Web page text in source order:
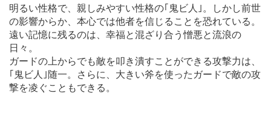
明るい性格で、親しみやすい性格の｢鬼ビ人｣。しかし前世
の影響からか、本心では他者を信じることを恐れている。
遠い記憶に残るのは、幸福と混ざり合う憎悪と流浪の
日々。
ガードの上からでも敵を叩き潰すことができる攻撃力は、
｢鬼ビ人｣随一。さらに、大きい斧を使ったガードで敵の攻
撃を凌ぐこともできる。